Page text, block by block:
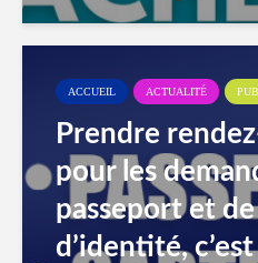
ACCUEIL ACTUALITÉ
Prendre
pour les
passeport et
d’identité,